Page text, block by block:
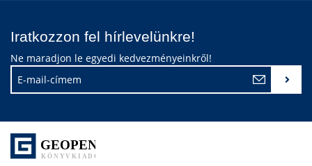
Iratkozzon fel hírlevelünkre!
Ne maradjon le egyedi kedvezményeinkről!